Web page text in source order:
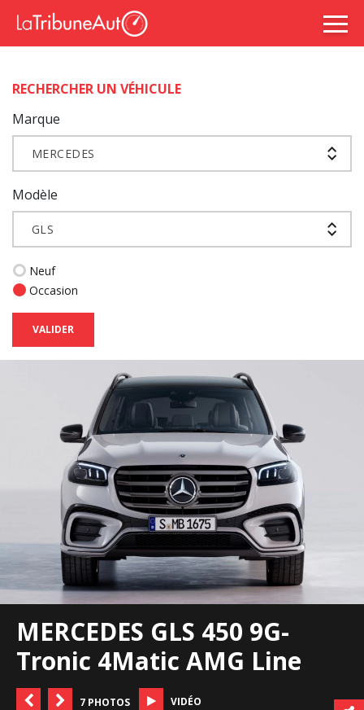
RECHERCHER UN VÉHICULE
Marque
MERCEDES
Modèle
GLS
Neuf
Occasion
VALIDER
MERCEDES GLS 450 9G-
Tronic 4Matic AMG Line
7 PHOTOS VIDÉO